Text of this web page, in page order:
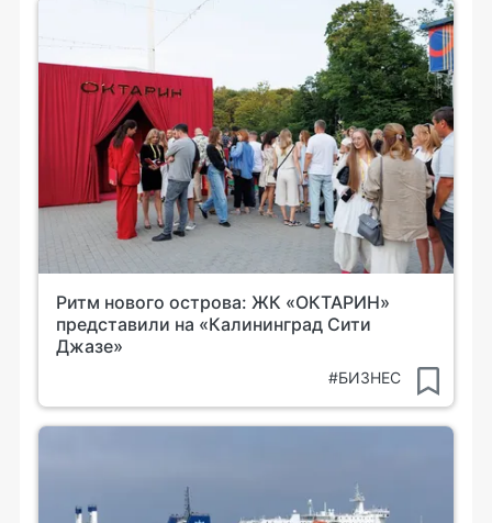
Ритм нового острова: ЖК «ОКТАРИН»
представили на «Калининград Сити
Джазе»
#БИЗНЕС